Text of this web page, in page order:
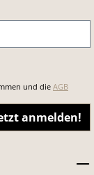
und die AGB
anmelden!